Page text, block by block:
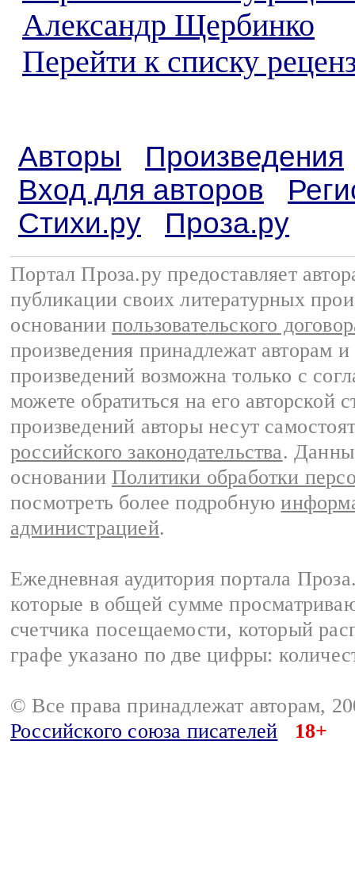
Александр Щербинко
Перейти к списку
Авторы
Произведения
Вход для авторов
Стихи.ру
Проза.ру
Портал Проза.ру предоставляет
публикации своих литературных
основании пользовательского
произведения принадлежат авторам
произведений возможна только с
можете обратиться на его авторской
произведений авторы несут
российского законодательства.
основании Политики обработки
посмотреть более подробную
администрацией.
Ежедневная аудитория портала
которые в общей сумме
счетчика посещаемости, который
графе указано по две цифры:
© Все права принадлежат авторам,
Российского союза писателей
18+